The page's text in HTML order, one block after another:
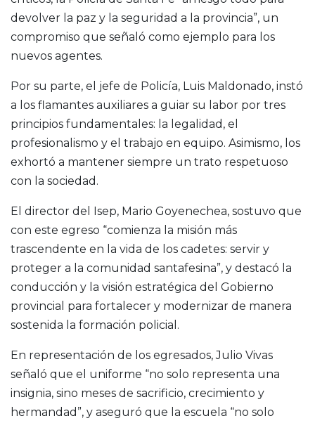
devolver la paz y la seguridad a la provincia”, un
compromiso que señaló como ejemplo para los
nuevos agentes.
Por su parte, el jefe de Policía, Luis Maldonado, instó
a los flamantes auxiliares a guiar su labor por tres
principios fundamentales: la legalidad, el
profesionalismo y el trabajo en equipo. Asimismo, los
exhortó a mantener siempre un trato respetuoso
con la sociedad.
El director del Isep, Mario Goyenechea, sostuvo que
con este egreso “comienza la misión más
trascendente en la vida de los cadetes: servir y
proteger a la comunidad santafesina”, y destacó la
conducción y la visión estratégica del Gobierno
provincial para fortalecer y modernizar de manera
sostenida la formación policial.
En representación de los egresados, Julio Vivas
señaló que el uniforme “no solo representa una
insignia, sino meses de sacrificio, crecimiento y
hermandad”, y aseguró que la escuela “no solo